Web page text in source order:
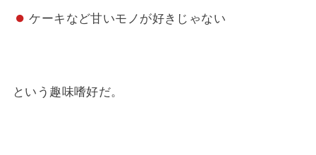
ケーキなど甘いモノが好きじゃない
という趣味嗜好だ。